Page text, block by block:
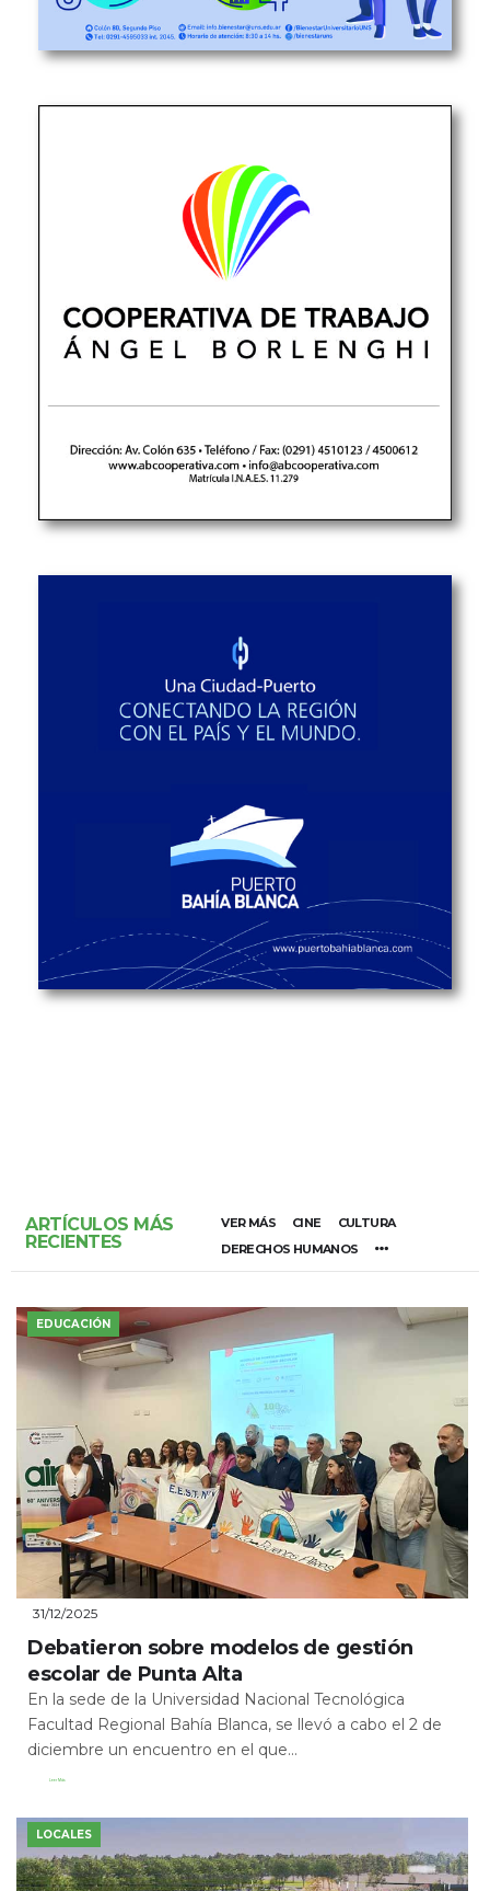
ARTÍCULOS MÁS
RECIENTES
VER MÁS CINE
CULTURA
DERECHOS HUMANOS
EDUCACIÓN
31/12/2025
Debatieron sobre modelos de gestión
escolar de Punta Alta
En la sede de la Universidad Nacional Tecnológica
Facultad Regional Bahía Blanca, se llevó a cabo el 2 de
diciembre un encuentro en el que...
Leer Más
LOCALES